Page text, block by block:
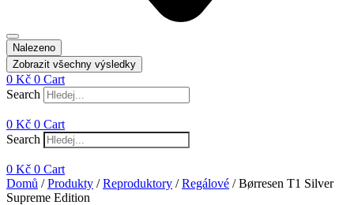
Nalezeno
Zobrazit všechny výsledky
0 Kč 0 Cart
Search
0 Kč 0 Cart
Search
0 Kč 0 Cart
Domů /Produkty /Reproduktory /Regálové / Børresen T1 Silver
Supreme Edition